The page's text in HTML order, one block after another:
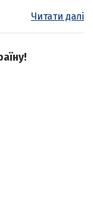
Читати далі